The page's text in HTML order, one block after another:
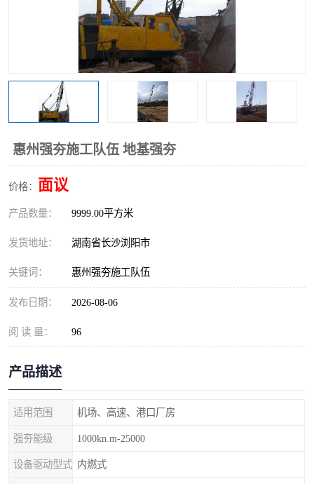
惠州强夯施工队伍 地基强夯
价格： 面议
产品数量： 9999.00平方米
发货地址： 湖南省长沙浏阳市
关键词： 惠州强夯施工队伍
发布日期： 2026-08-06
阅 读 量： 96
产品描述
适用范围 机场、高速、港口厂房
强夯能级 1000kn.m-25000
设备驱动型式 内燃式